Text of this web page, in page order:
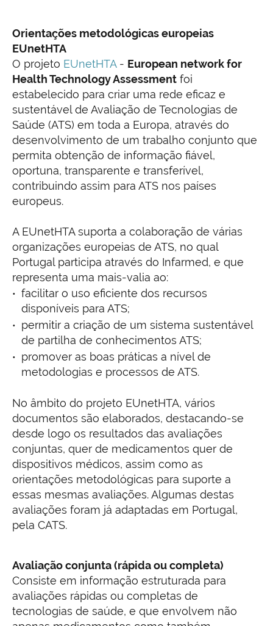
Orientações metodológicas europeias
EUnetHTA
O projeto EUnetHTA- European network for
Health Technology Assessment foi
estabelecido para criar uma rede eficaz e
sustentável de Avaliação de Tecnologias de
Saúde (ATS) em toda a Europa, através do
desenvolvimento de um trabalho conjunto que
permita obtenção de informação fiável,
oportuna, transparente e transferível,
contribuindo assim para ATS nos países
europeus.
A EUnetHTA suporta a colaboração de várias
organizações europeias de ATS, no qual
Portugal participa através do Infarmed, e que
representa uma mais-valia ao:
facilitar o uso eficiente dos recursos
disponíveis para ATS;
permitir a criação de um sistema sustentável
de partilha de conhecimentos ATS;
promover as boas práticas a nível de
metodologias e processos de ATS.
No âmbito do projeto EUnetHTA, vários
documentos são elaborados, destacando-se
desde logo os resultados das avaliações
conjuntas, quer de medicamentos quer de
dispositivos médicos, assim como as
orientações metodológicas para suporte a
essas mesmas avaliações. Algumas destas
avaliações foram já adaptadas em Portugal,
pela CATS.
Avaliação conjunta (rápida ou completa)
Consiste em informação estruturada para
avaliações rápidas ou completas de
tecnologias de saúde, e que envolvem não